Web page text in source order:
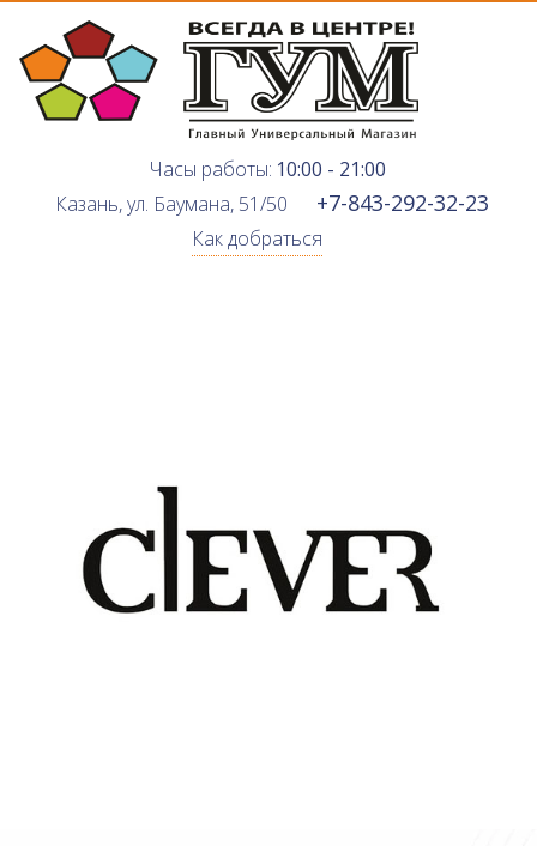
Часы работы: 10:00 - 21:00
Казань, ул. Баумана, 51/50
+7-843-292-32-23
Как добраться